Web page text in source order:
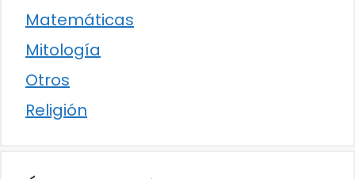
Matemáticas
Mitología
Otros
Religión